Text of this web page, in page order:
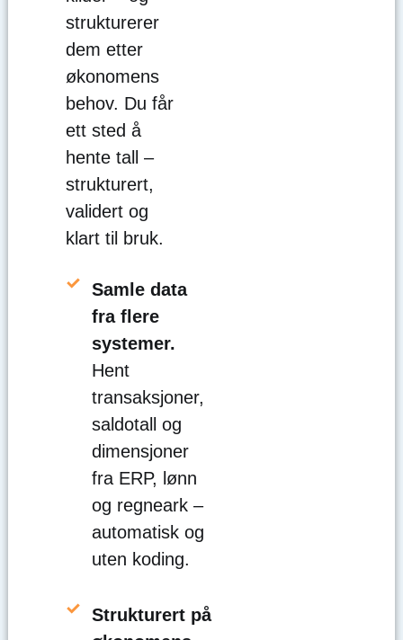
strukturerer
dem etter
økonomens
behov. Du får
ett sted å
hente tall –
strukturert,
validert og
klart til bruk.
Samle data
fra flere
systemer.
Hent
transaksjoner,
saldotall og
dimensjoner
fra ERP, lønn
og regneark –
automatisk og
uten koding.
Strukturert på